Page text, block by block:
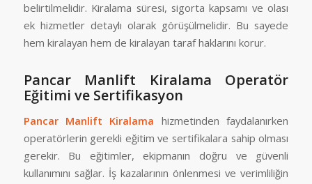
belirtilmelidir. Kiralama süresi, sigorta kapsamı ve olası
ek hizmetler detaylı olarak görüşülmelidir. Bu sayede
hem kiralayan hem de kiralayan taraf haklarını korur.
Pancar Manlift Kiralama Operatör
Eğitimi ve Sertifikasyon
Pancar Manlift Kiralama hizmetinden faydalanırken
operatörlerin gerekli eğitim ve sertifikalara sahip olması
gerekir. Bu eğitimler, ekipmanın doğru ve güvenli
kullanımını sağlar. İş kazalarının önlenmesi ve verimliliğin